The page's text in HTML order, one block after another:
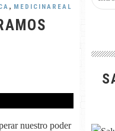
, MEDICINAREAL
nuestro poder